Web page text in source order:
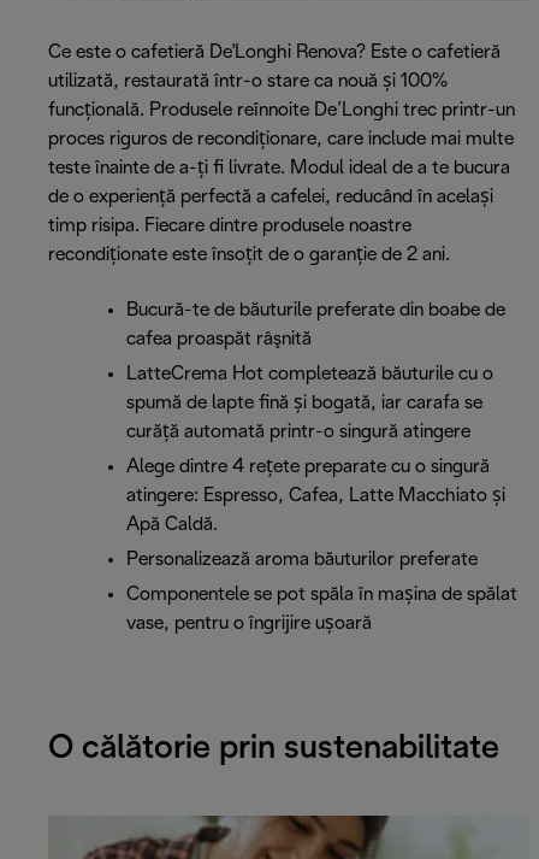
Ce este o cafetieră De'Longhi Renova? Este o cafetieră
utilizată, restaurată într-o stare ca nouă și 100%
funcțională. Produsele reînnoite De’Longhi trec printr-un
proces riguros de recondiționare, care include mai multe
teste înainte de a-ți fi livrate. Modul ideal de a te bucura
de o experiență perfectă a cafelei, reducând în același
timp risipa. Fiecare dintre produsele noastre
recondiționate este însoțit de o garanție de 2 ani.
Bucură-te de băuturile preferate din boabe de
cafea proaspăt râşnită
LatteCrema Hot completează băuturile cu o
spumă de lapte fină și bogată, iar carafa se
curăță automată printr-o singură atingere
Alege dintre 4 rețete preparate cu o singură
atingere: Espresso, Cafea, Latte Macchiato și
Apă Caldă.
Personalizează aroma băuturilor preferate
Componentele se pot spăla în mașina de spălat
vase, pentru o îngrijire ușoară
O călătorie prin sustenabilitate